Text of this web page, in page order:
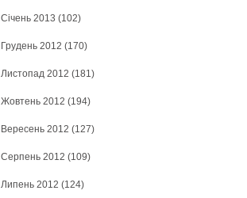
Січень 2013 (102)
Грудень 2012 (170)
Листопад 2012 (181)
Жовтень 2012 (194)
Вересень 2012 (127)
Серпень 2012 (109)
Липень 2012 (124)